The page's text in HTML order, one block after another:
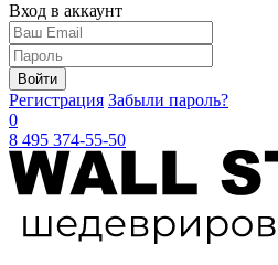
Вход в аккаунт
Войти
Регистрация Забыли пароль?
0
8 495 374-55-50